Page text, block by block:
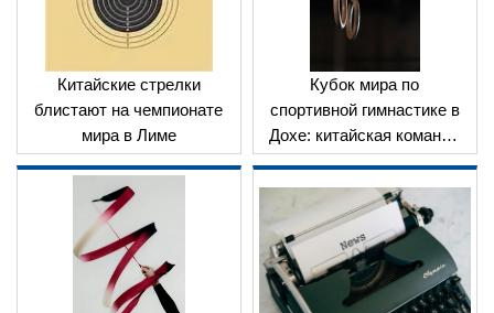
Китайские стрелки
блистают на чемпионате
мира в Лиме
Кубок мира по
спортивной гимнастике в
Дохе: китайская команда
завоевала 1 золото, 1
серебро и 1 бронзу